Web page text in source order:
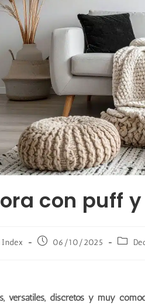
con puff
Index 06/10/2025
versátiles, discretos y muy